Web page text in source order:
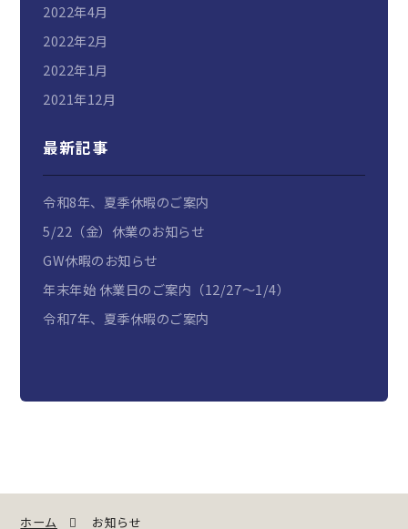
2022年4月
2022年2月
2022年1月
2021年12月
最新記事
令和8年、夏季休暇のご案内
5/22（金）休業のお知らせ
GW休暇のお知らせ
年末年始 休業日のご案内（12/27～1/4）
令和7年、夏季休暇のご案内
ホーム お知らせ